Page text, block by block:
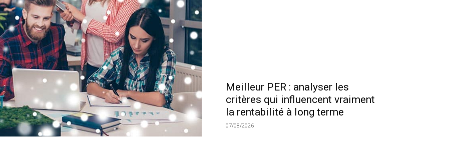
Meilleur PER : analyser les
critères qui influencent vraiment
la rentabilité à long terme
07/08/2026